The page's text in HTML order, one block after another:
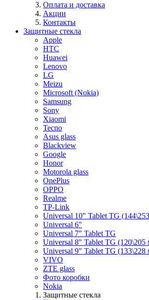
Оплата и доставка
Акции
Контакты
Защитные стекла
Apple
HTC
Huawei
Lenovo
LG
Meizu
Microsoft (Nokia)
Samsung
Sony
Xiaomi
Tecno
Asus glass
Blackview
Google
Honor
Motorola glass
OnePlus
OPPO
Realme
TP-Link
Universal 10" Tablet TG
Universal 6"
Universal 7" Tablet TG
Universal 8" Tablet TG (120\205
Universal 9" Tablet TG (133\228
VIVO
ZTE glass
Фото коробки
Nokia
Защитные стекла